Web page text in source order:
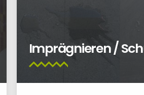
Imprägnieren /